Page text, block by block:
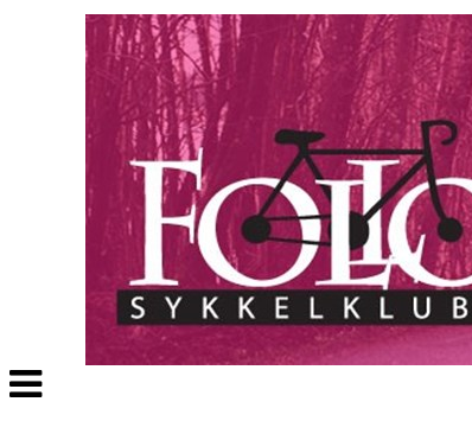
Veksle
navigasjon